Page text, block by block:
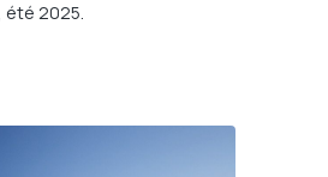
été 2025.